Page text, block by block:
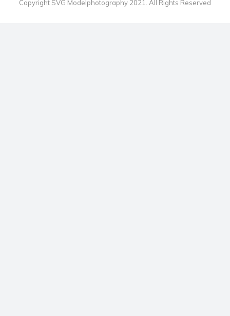
Copyright SVG Modelphotography 2021. All Rights Reserved